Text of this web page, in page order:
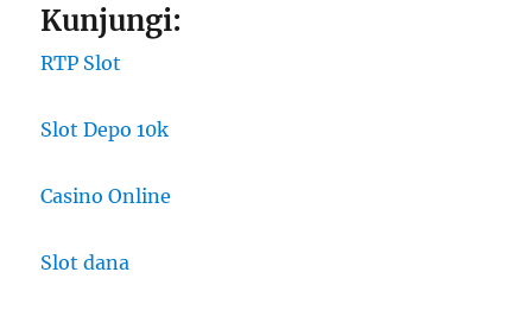
Kunjungi:
RTP Slot
Slot Depo 10k
Casino Online
Slot dana